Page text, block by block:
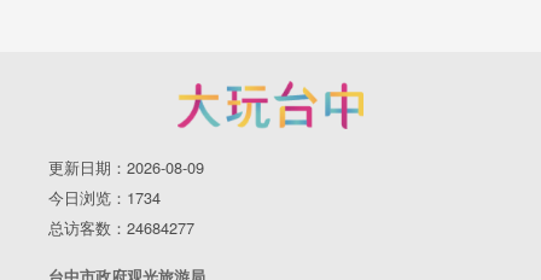
更新日期：2026-08-09
今日浏览：1734
总访客数：24684277